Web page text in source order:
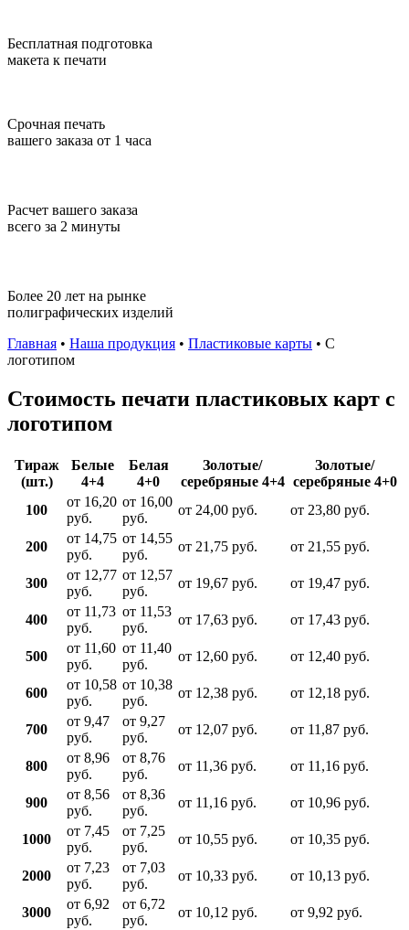
Бесплатная подготовка
макета к печати
Срочная печать
вашего заказа от 1 часа
Расчет вашего заказа
всего за 2 минуты
Более 20 лет на рынке
полиграфических изделий
Главная • Наша продукция • Пластиковые карты • С
логотипом
Стоимость печати пластиковых карт с
логотипом
Тираж
(шт.)
Белые
4+4
Белая
4+0
Золотые/
серебряные 4+4
Золотые/
серебряные 4+0
100
от 16,20
руб.
от 16,00
руб.
от 24,00 руб. от 23,80 руб.
200
от 14,75
руб.
от 14,55
руб.
от 21,75 руб. от 21,55 руб.
300
от 12,77
руб.
от 12,57
руб.
от 19,67 руб. от 19,47 руб.
400
от 11,73
руб.
от 11,53
руб.
от 17,63 руб. от 17,43 руб.
500
от 11,60
руб.
от 11,40
руб.
от 12,60 руб. от 12,40 руб.
600
от 10,58
руб.
от 10,38
руб.
от 12,38 руб. от 12,18 руб.
700
от 9,47
руб.
от 9,27
руб.
от 12,07 руб. от 11,87 руб.
800
от 8,96
руб.
от 8,76
руб.
от 11,36 руб. от 11,16 руб.
900
от 8,56
руб.
от 8,36
руб.
от 11,16 руб. от 10,96 руб.
1000
от 7,45
руб.
от 7,25
руб.
от 10,55 руб. от 10,35 руб.
2000
от 7,23
руб.
от 7,03
руб.
от 10,33 руб. от 10,13 руб.
3000
от 6,92
руб.
от 6,72
руб.
от 10,12 руб. от 9,92 руб.